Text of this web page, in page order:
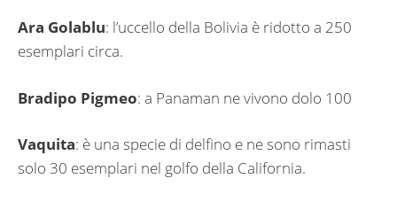
Ara Golablu: l’uccello della Bolivia è ridotto a 250
esemplari circa.
Bradipo Pigmeo: a Panaman ne vivono dolo 100
Vaquita: è una specie di delfino e ne sono rimasti
solo 30 esemplari nel golfo della California.